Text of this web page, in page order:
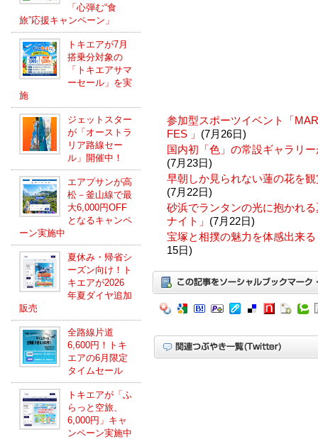
「心弾む“食
旅”応援キャンペーン」
トキエアが7月
搭乗分対象の
「トキエアサマ
ーセール」を実
施
ジェットスター
が「オーストラ
リア路線セー
ル」開催中！
エアプサンが高
松－釜山線で最
大6,000円OFF
となるキャンペ
ーン実施中
夏休み・帰省シ
ーズン向け！ト
キエアが2026
年夏ダイヤ追加
販売
全路線片道
6,600円！トキ
エアの6月限定
タイムセール
トキエアが「ふ
らっと空旅、
6,000円」キャ
ンペーン実施中
参加型スポーツイベント「
FES 」 (7月26日)
国内初「色」の常設ギャラリ
(7月23日)
早朝しか見られない蓮の花を
(7月22日)
砂浜でランタンの光に抱かれ
ナイト」 (7月22日)
宝塚と相撲の魅力を体感出来
15日)